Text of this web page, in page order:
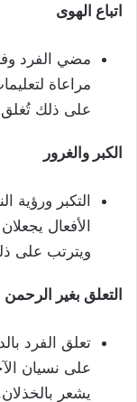
اتباع الهوى
مضي الفرد
مراعاة
على ذلك تُغلق
الكبر والغرور
التكبر
الأفعال
ويترتب على
التعلق بغير الرحمن
تعلق الفرد
على نسيان
يشعر